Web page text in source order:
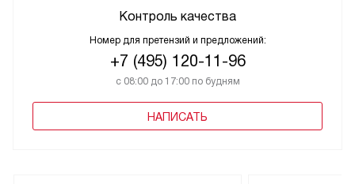
Контроль качества
Номер для претензий и предложений:
+7 (495) 120-11-96
с 08:00 до 17:00 по будням
НАПИСАТЬ